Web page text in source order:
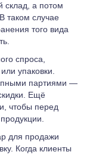
склад, а потом
таком случае
того вида
спроса,
упаковки.
партиями —
Ещё
чтобы перед
для продажи
Когда клиенты